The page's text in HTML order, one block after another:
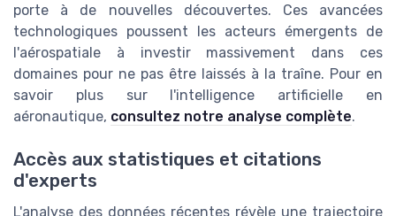
porte à de nouvelles découvertes. Ces avancées
technologiques poussent les acteurs émergents de
l'aérospatiale à investir massivement dans ces
domaines pour ne pas être laissés à la traîne. Pour en
savoir plus sur l'intelligence artificielle en
aéronautique, consultez notre analyse complète.
Accès aux statistiques et citations
d'experts
L'analyse des données récentes révèle une trajectoire